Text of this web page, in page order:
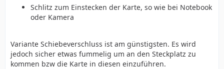
Schlitz zum Einstecken der Karte, so wie bei Notebook
oder Kamera
Variante Schiebeverschluss ist am günstigsten. Es wird
jedoch sicher etwas fummelig um an den Steckplatz zu
kommen bzw die Karte in diesen einzuführen.